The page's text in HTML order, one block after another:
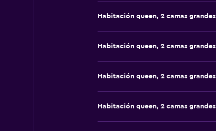
Habitación queen, 2 camas grandes
Habitación queen, 2 camas grandes
Habitación queen, 2 camas grandes
Habitación queen, 2 camas grandes